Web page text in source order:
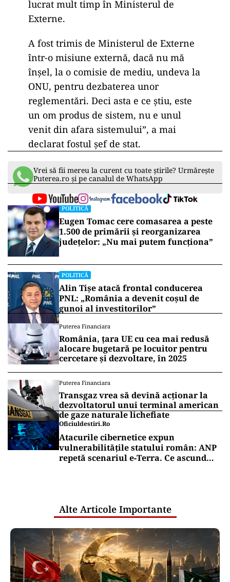
lucrat mult timp în Ministerul de
Externe.
A fost trimis de Ministerul de Externe
într-o misiune externă, dacă nu mă
înșel, la o comisie de mediu, undeva la
ONU, pentru dezbaterea unor
reglementări. Deci asta e ce știu, este
un om produs de sistem, nu e unul
venit din afara sistemului”, a mai
declarat fostul șef de stat.
Vrei să fii mereu la curent cu toate știrile? Urmărește
Puterea.ro și pe canalul de WhatsApp
POLITICĂ
Eugen Tomac cere comasarea a peste
1.500 de primării și reorganizarea
județelor: „Nu mai putem funcționa”
POLITICĂ
Alin Tișe atacă frontal conducerea
PNL: „România a devenit coșul de
gunoi al investitorilor”
Puterea Financiara
România, țara UE cu cea mai redusă
alocare bugetară pe locuitor pentru
cercetare și dezvoltare, în 2025
Puterea Financiara
Transgaz vrea să devină acționar la
dezvoltatorul unui terminal american
de gaze naturale lichefiate
Oficiuldestiri.ro
Atacurile cibernetice expun
vulnerabilitățile statului român: ANP
repetă scenariul e‑Terra. Ce ascund
Alte Articole Importante